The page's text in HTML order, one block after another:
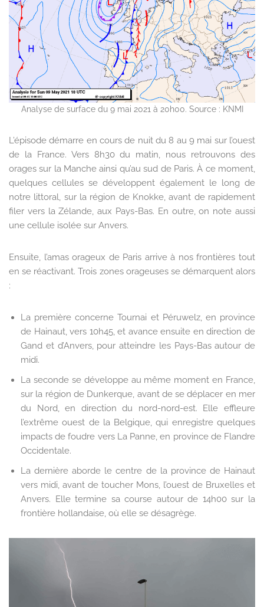
Analyse de surface du 9 mai 2021 à 20h00. Source : KNMI
L’épisode démarre en cours de nuit du 8 au 9 mai sur l’ouest
de la France. Vers 8h30 du matin, nous retrouvons des
orages sur la Manche ainsi qu’au sud de Paris. À ce moment,
quelques cellules se développent également le long de
notre littoral, sur la région de Knokke, avant de rapidement
filer vers la Zélande, aux Pays-Bas. En outre, on note aussi
une cellule isolée sur Anvers.
Ensuite, l’amas orageux de Paris arrive à nos frontières tout
en se réactivant. Trois zones orageuses se démarquent alors
:
La première concerne Tournai et Péruwelz, en province
de Hainaut, vers 10h45, et avance ensuite en direction de
Gand et d’Anvers, pour atteindre les Pays-Bas autour de
midi.
La seconde se développe au même moment en France,
sur la région de Dunkerque, avant de se déplacer en mer
du Nord, en direction du nord-nord-est. Elle effleure
l’extrême ouest de la Belgique, qui enregistre quelques
impacts de foudre vers La Panne, en province de Flandre
Occidentale.
La dernière aborde le centre de la province de Hainaut
vers midi, avant de toucher Mons, l’ouest de Bruxelles et
Anvers. Elle termine sa course autour de 14h00 sur la
frontière hollandaise, où elle se désagrège.